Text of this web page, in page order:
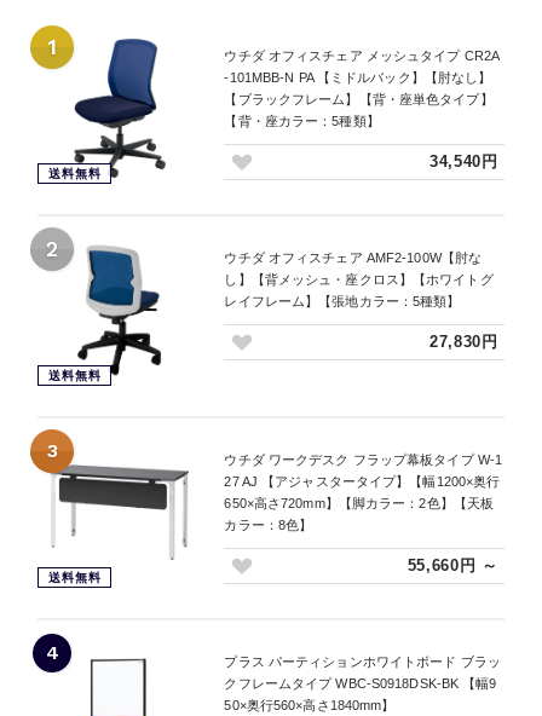
1
送料無料
ウチダ オフィスチェア メッシュタイプ CR2A
-101MBB-N PA 【ミドルバック】【肘なし】
【ブラックフレーム】【背・座単色タイプ】
【背・座カラー：5種類】
34,540円
2
送料無料
ウチダ オフィスチェア AMF2-100W【肘な
し】【背メッシュ・座クロス】【ホワイトグ
レイフレーム】【張地カラー：5種類】
27,830円
3
送料無料
ウチダ ワークデスク フラップ幕板タイプ W-1
27 AJ 【アジャスタータイプ】【幅1200×奥行
650×高さ720mm】【脚カラー：2色】【天板
カラー：8色】
55,660円 ～
4
プラス パーティションホワイトボード ブラッ
クフレームタイプ WBC-S0918DSK-BK 【幅9
50×奥行560×高さ1840mm】